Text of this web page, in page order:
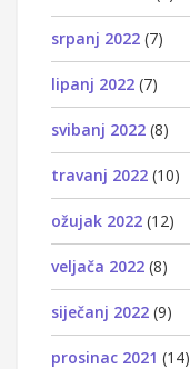
srpanj 2022 (7)
lipanj 2022 (7)
svibanj 2022 (8)
travanj 2022 (10)
ožujak 2022 (12)
veljača 2022 (8)
siječanj 2022 (9)
prosinac 2021 (14)